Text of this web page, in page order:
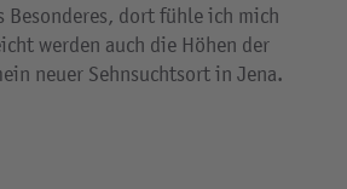
Besonderes, dort fühle ich mich
werden auch die Höhen der
neuer Sehnsuchtsort in Jena.